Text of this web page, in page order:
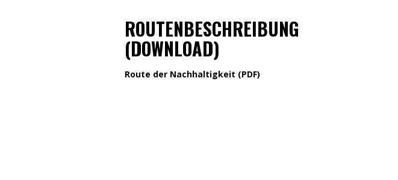
ROUTENBESCHREIBUNG
(DOWNLOAD)
Route der Nachhaltigkeit (PDF)